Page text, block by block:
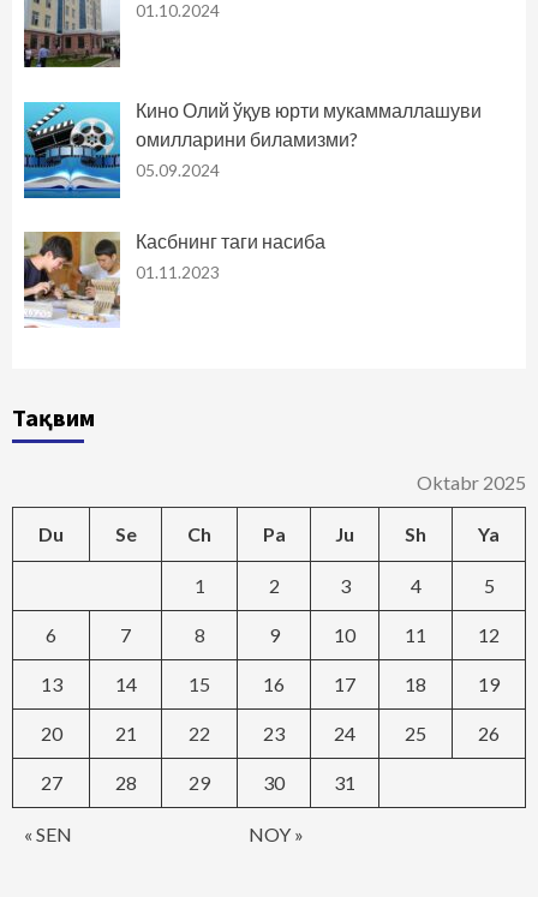
01.10.2024
Кино Олий ўқув юрти мукаммаллашуви
омилларини биламизми?
05.09.2024
Касбнинг таги насиба
01.11.2023
Тақвим
Oktabr 2025
Du Se Ch Pa Ju Sh Ya
« SEN NOY »
1 2 3 4 5
6 7 8 9 10 11 12
13 14 15 16 17 18 19
20 21 22 23 24 25 26
27 28 29 30 31